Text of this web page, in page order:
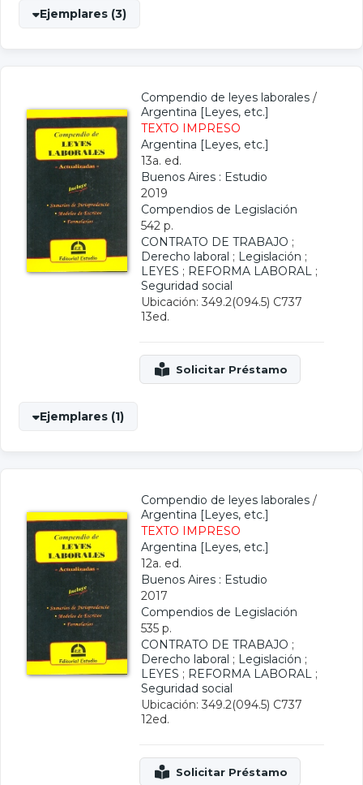
Ejemplares (3)
Compendio de leyes laborales /
Argentina [Leyes, etc.]
TEXTO IMPRESO
Argentina [Leyes, etc.]
13a. ed.
Buenos Aires : Estudio
2019
Compendios de Legislación
542 p.
CONTRATO DE TRABAJO ;
Derecho laboral ; Legislación ;
LEYES ; REFORMA LABORAL ;
Seguridad social
Ubicación: 349.2(094.5) C737
13ed.
Ejemplares (1)
Compendio de leyes laborales /
Argentina [Leyes, etc.]
TEXTO IMPRESO
Argentina [Leyes, etc.]
12a. ed.
Buenos Aires : Estudio
2017
Compendios de Legislación
535 p.
CONTRATO DE TRABAJO ;
Derecho laboral ; Legislación ;
LEYES ; REFORMA LABORAL ;
Seguridad social
Ubicación: 349.2(094.5) C737
12ed.